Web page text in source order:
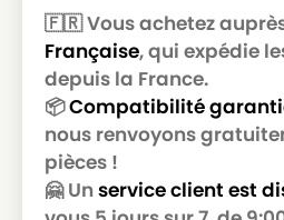
LG-
GOLDSTAR
LG-GOLDSTAR T
LG-
GOLDSTAR
LG-GOLDSTAR
LG-
GOLDSTAR
🇫🇷 Vous achetez
Française, qui expédie
depuis la France.
📦Compatibilité
nous renvoyons
pièces !
🤗 Un service client est